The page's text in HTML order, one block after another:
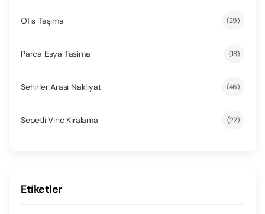
Ofis Taşıma (29)
Parca Esya Tasima (18)
Sehirler Arasi Nakliyat (46)
Sepetli Vinc Kiralama (22)
Etiketler